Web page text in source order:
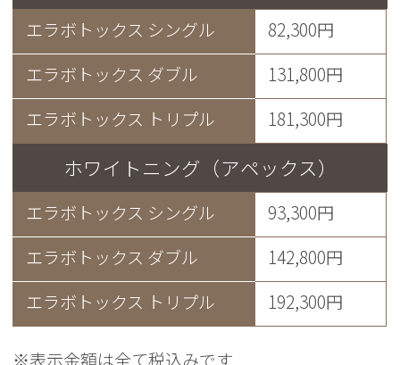
エラボトックス シングル
82,300円
エラボトックス ダブル
131,800円
エラボトックス トリプル
181,300円
ホワイトニング（アペックス）
エラボトックス シングル
93,300円
エラボトックス ダブル
142,800円
エラボトックス トリプル
192,300円
※表示金額は全て税込みです